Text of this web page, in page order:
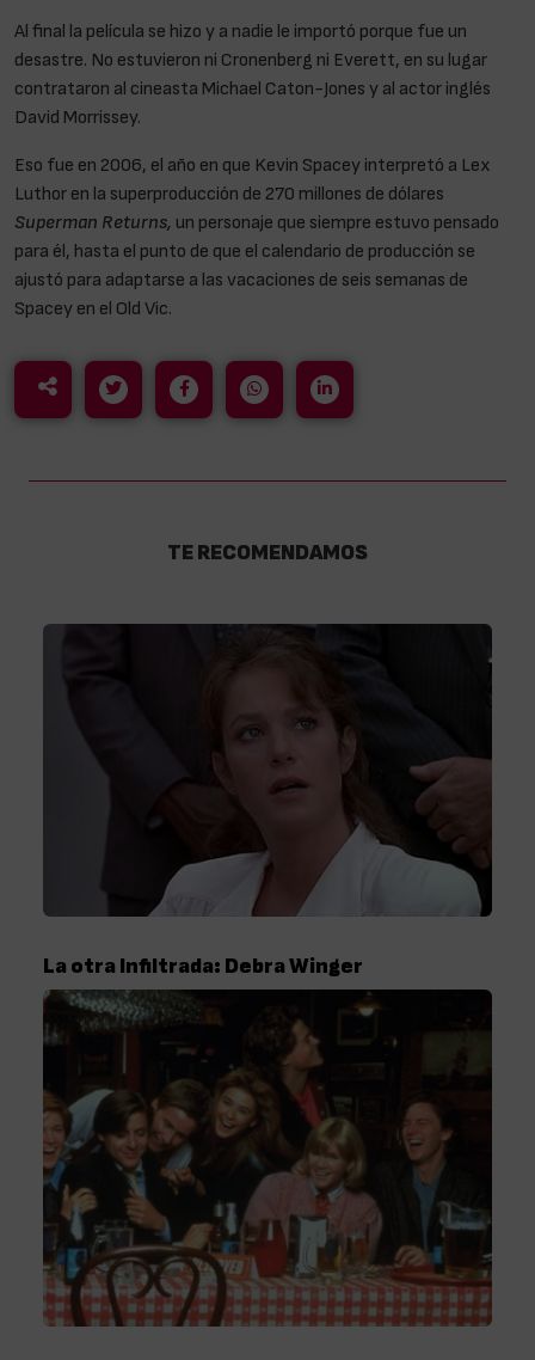
Al final la película se hizo y a nadie le importó porque fue un
desastre. No estuvieron ni Cronenberg ni Everett, en su lugar
contrataron al cineasta Michael Caton-Jones y al actor inglés
David Morrissey.
Eso fue en 2006, el año en que Kevin Spacey interpretó a Lex
Luthor en la superproducción de 270 millones de dólares
Superman Returns, un personaje que siempre estuvo pensado
para él, hasta el punto de que el calendario de producción se
ajustó para adaptarse a las vacaciones de seis semanas de
Spacey en el Old Vic.
TE RECOMENDAMOS
La otra Infiltrada: Debra Winger